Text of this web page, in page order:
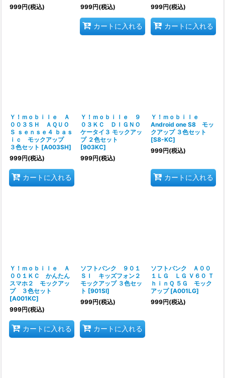
999円(税込)
999円(税込)
カートに入れる
999円(税込)
カートに入れる
Ｙ！ｍｏｂｉｌｅ Ａ
００３ＳＨ ＡＱＵＯ
Ｓ ｓｅｎｓｅ４ ｂａｓ
ｉｃ モックアップ
３色セット [A003SH]
999円(税込)
カートに入れる
Ｙ！ｍｏｂｉｌｅ ９
０３ＫＣ ＤＩＧＮＯ
ケータイ３ モックアッ
プ ２色セット
[903KC]
999円(税込)
Ｙ！ｍｏｂｉｌｅ
Android one S8 モッ
クアップ ３色セット
[S8-KC]
999円(税込)
カートに入れる
Ｙ！ｍｏｂｉｌｅ Ａ
００１ＫＣ かんたん
スマホ２ モックアッ
プ ３色セット
[A001KC]
999円(税込)
カートに入れる
ソフトバンク ９０１
ＳＩ キッズフォン２
モックアップ ３色セッ
ト [901SI]
999円(税込)
カートに入れる
ソフトバンク Ａ００
１ＬＧ ＬＧ Ｖ６０ Ｔ
ｈｉｎＱ ５Ｇ モック
アップ [A001LG]
999円(税込)